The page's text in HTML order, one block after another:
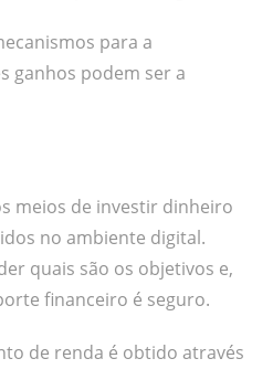
para a
ganhos podem ser a
meios de investir dinheiro
no ambiente digital.
quais são os objetivos e,
financeiro é seguro.
de renda é obtido através